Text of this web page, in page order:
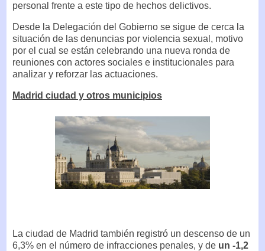
personal frente a este tipo de hechos delictivos.
Desde la Delegación del Gobierno se sigue de cerca la
situación de las denuncias por violencia sexual, motivo
por el cual se están celebrando una nueva ronda de
reuniones con actores sociales e institucionales para
analizar y reforzar las actuaciones.
Madrid ciudad y otros municipios
La ciudad de Madrid también registró un descenso de un
6,3% en el número de infracciones penales, y de un -1,2